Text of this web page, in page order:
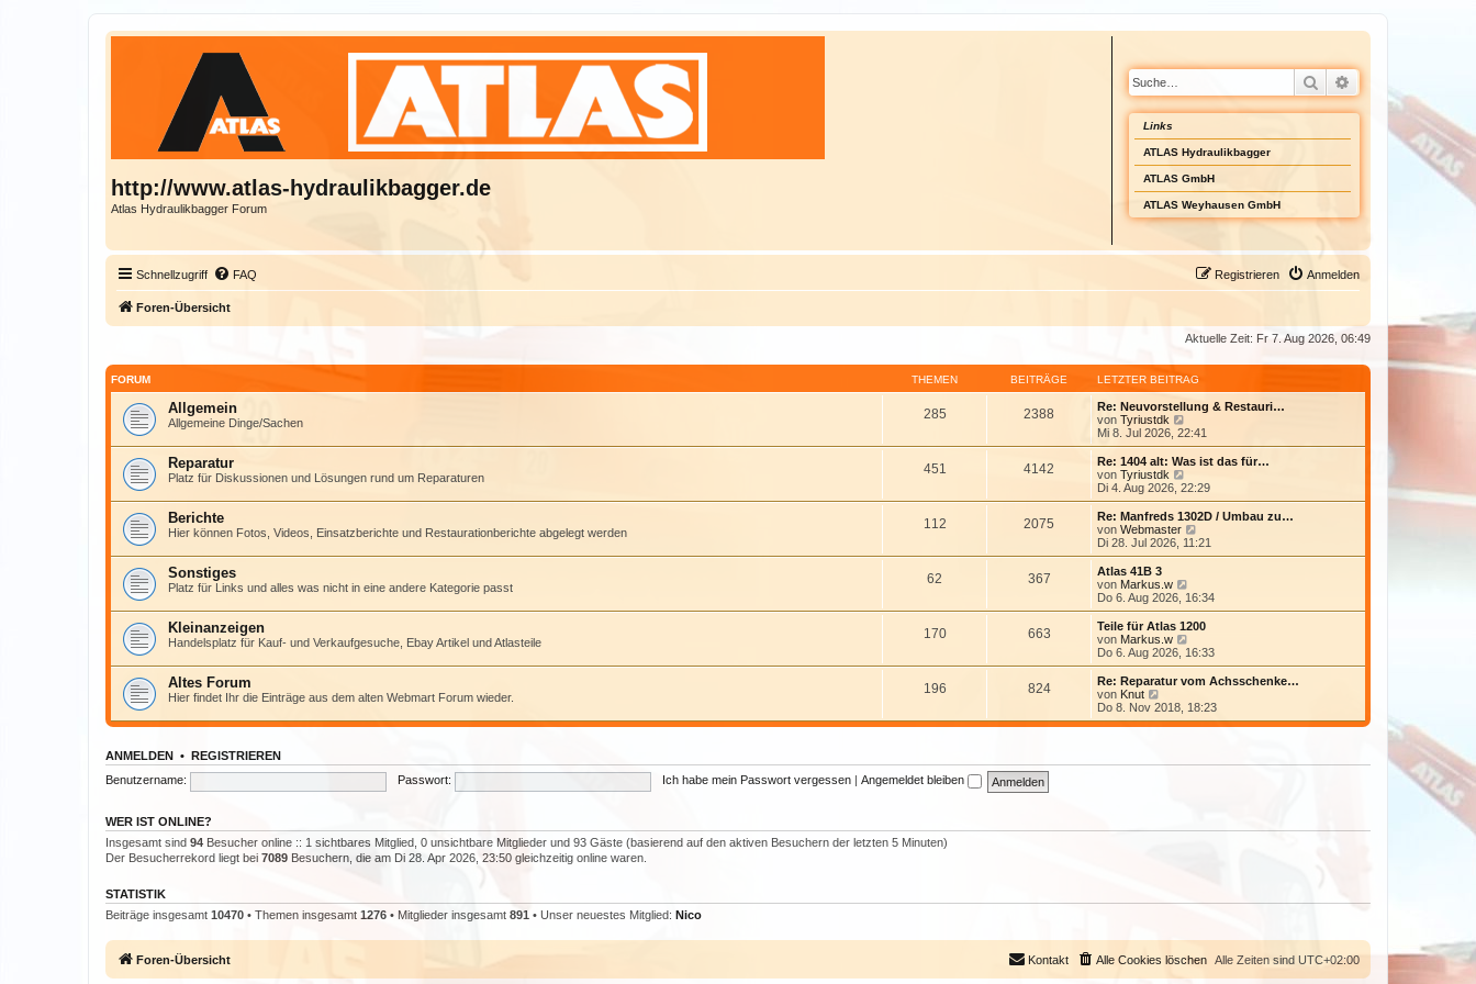
http://www.atlas-hydraulikbagger.de
Atlas Hydraulikbagger Forum
Suche
Links
ATLAS Hydraulikbagger
ATLAS GmbH
ATLAS Weyhausen GmbH
Schnellzugriff FAQ Anmelden
Registrieren
Foren-Übersicht
Aktuelle Zeit: Fr 7. Aug 2026, 06:49
FORUM THEMEN BEITRÄGE LETZTER BEITRAG
Allgemein
Allgemeine Dinge/Sachen
285 2388
Re: Neuvorstellung & Restauri…
von Tyriustdk
e
u
e
t
r
B
e
i
a
g
Mi 8. Jul 2026, 22:41
Reparatur
Platz für Diskussionen und Lösungen rund um Reparaturen
451 4142
Re: 1404 alt: Was ist das für…
von Tyriustdk
e
u
e
s
t
B
e
i
r
a
g
Di 4. Aug 2026, 22:29
Berichte
Hier können Fotos, Videos, Einsatzberichte und Restaurationberichte abgelegt werden
112 2075
Re: Manfreds 1302D / Umbau zu…
von Webmaster
e
u
t
r
B
e
i
r
g
Di 28. Jul 2026, 11:21
Sonstiges
Platz für Links und alles was nicht in eine andere Kategorie passt
62 367
Atlas 41B 3
von Markus.w
e
u
e
t
B
e
i
t
g
Do 6. Aug 2026, 16:34
Kleinanzeigen
Handelsplatz für Kauf- und Verkaufgesuche, Ebay Artikel und Atlasteile
170 663
Teile für Atlas 1200
von Markus.w
e
u
e
t
r
i
Do 6. Aug 2026, 16:33
Altes Forum
Hier findet Ihr die Einträge aus dem alten Webmart Forum wieder.
196 824
Re: Reparatur vom Achsschenke…
von Knut
e
u
Do 8. Nov 2018, 18:23
ANMELDEN • REGISTRIEREN
Benutzername:
Passwort: Ich habe mein Passwort vergessen Angemeldet bleiben
WER IST ONLINE?
Insgesamt sind 94 Besucher online :: 1 sichtbares Mitglied, 0 unsichtbare Mitglieder und 93 Gäste (basierend auf den aktiven Besuchern der letzten 5 Minuten)
Der Besucherrekord liegt bei 7089 Besuchern, die am Di 28. Apr 2026, 23:50 gleichzeitig online waren.
STATISTIK
Beiträge insgesamt 10470 • Themen insgesamt 1276 • Mitglieder insgesamt 891 • Unser neuestes Mitglied: Nico
Foren-Übersicht Alle Zeiten sind UTC+02:00
Alle Cookies löschen
Kontakt